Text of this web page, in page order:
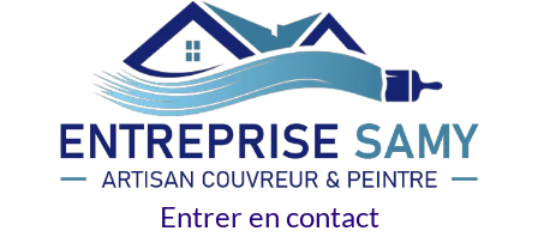
Entrer en contact